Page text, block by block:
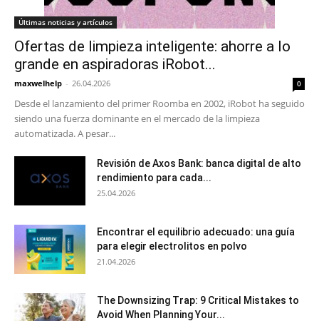
Últimas noticias y artículos
Ofertas de limpieza inteligente: ahorre a lo
grande en aspiradoras iRobot...
maxwelhelp - 26.04.2026 0
Desde el lanzamiento del primer Roomba en 2002, iRobot ha seguido
siendo una fuerza dominante en el mercado de la limpieza
automatizada. A pesar...
Revisión de Axos Bank: banca digital de alto
rendimiento para cada...
25.04.2026
Encontrar el equilibrio adecuado: una guía
para elegir electrolitos en polvo
21.04.2026
The Downsizing Trap: 9 Critical Mistakes to
Avoid When Planning Your...